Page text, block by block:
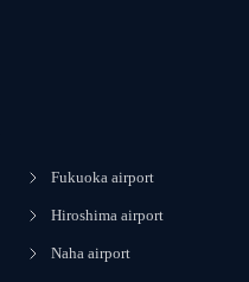
Fukuoka airport
Hiroshima airport
Naha airport